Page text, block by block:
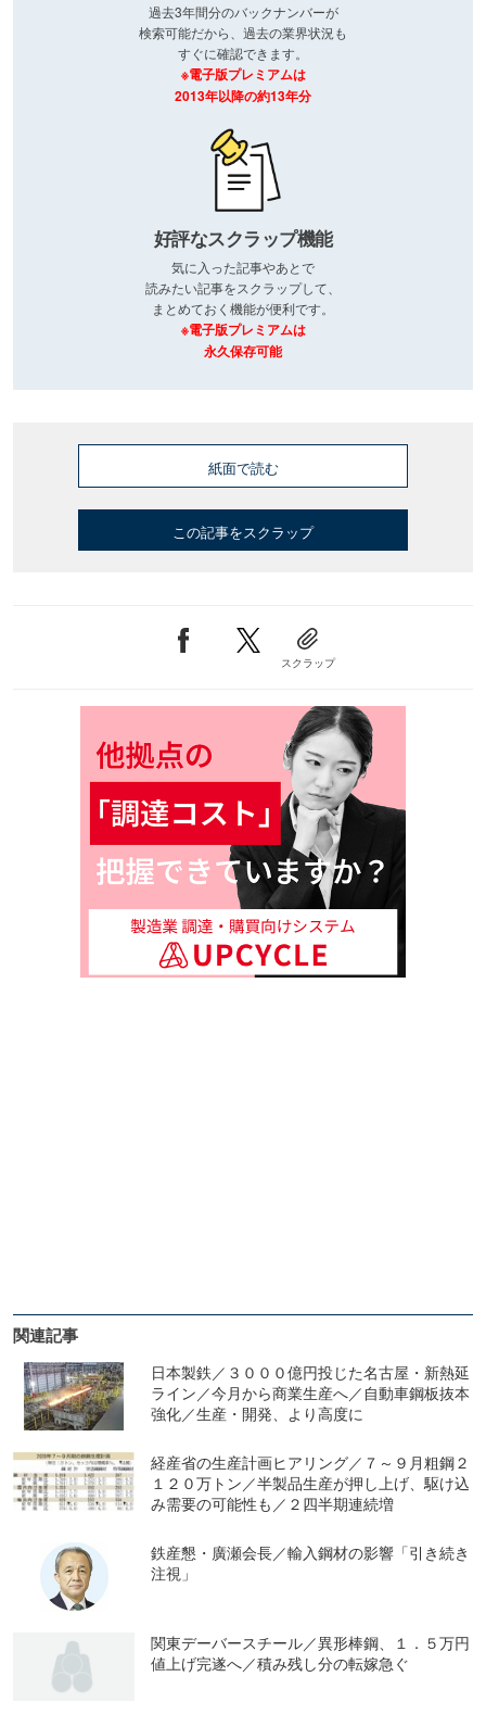
過去3年間分のバックナンバーが
検索可能だから、過去の業界状況も
すぐに確認できます。
※電子版プレミアムは
2013年以降の約13年分
好評なスクラップ機能
気に入った記事やあとで
読みたい記事をスクラップして、
まとめておく機能が便利です。
※電子版プレミアムは
永久保存可能
紙面で読む
この記事をスクラップ
スクラップ
関連記事
日本製鉄／３０００億円投じた名古屋・新熱延
ライン／今月から商業生産へ／自動車鋼板抜本
強化／生産・開発、より高度に
経産省の生産計画ヒアリング／７～９月粗鋼２
１２０万トン／半製品生産が押し上げ、駆け込
み需要の可能性も／２四半期連続増
鉄産懇・廣瀬会長／輸入鋼材の影響「引き続き
注視」
関東デーバースチール／異形棒鋼、１．５万円
値上げ完遂へ／積み残し分の転嫁急ぐ